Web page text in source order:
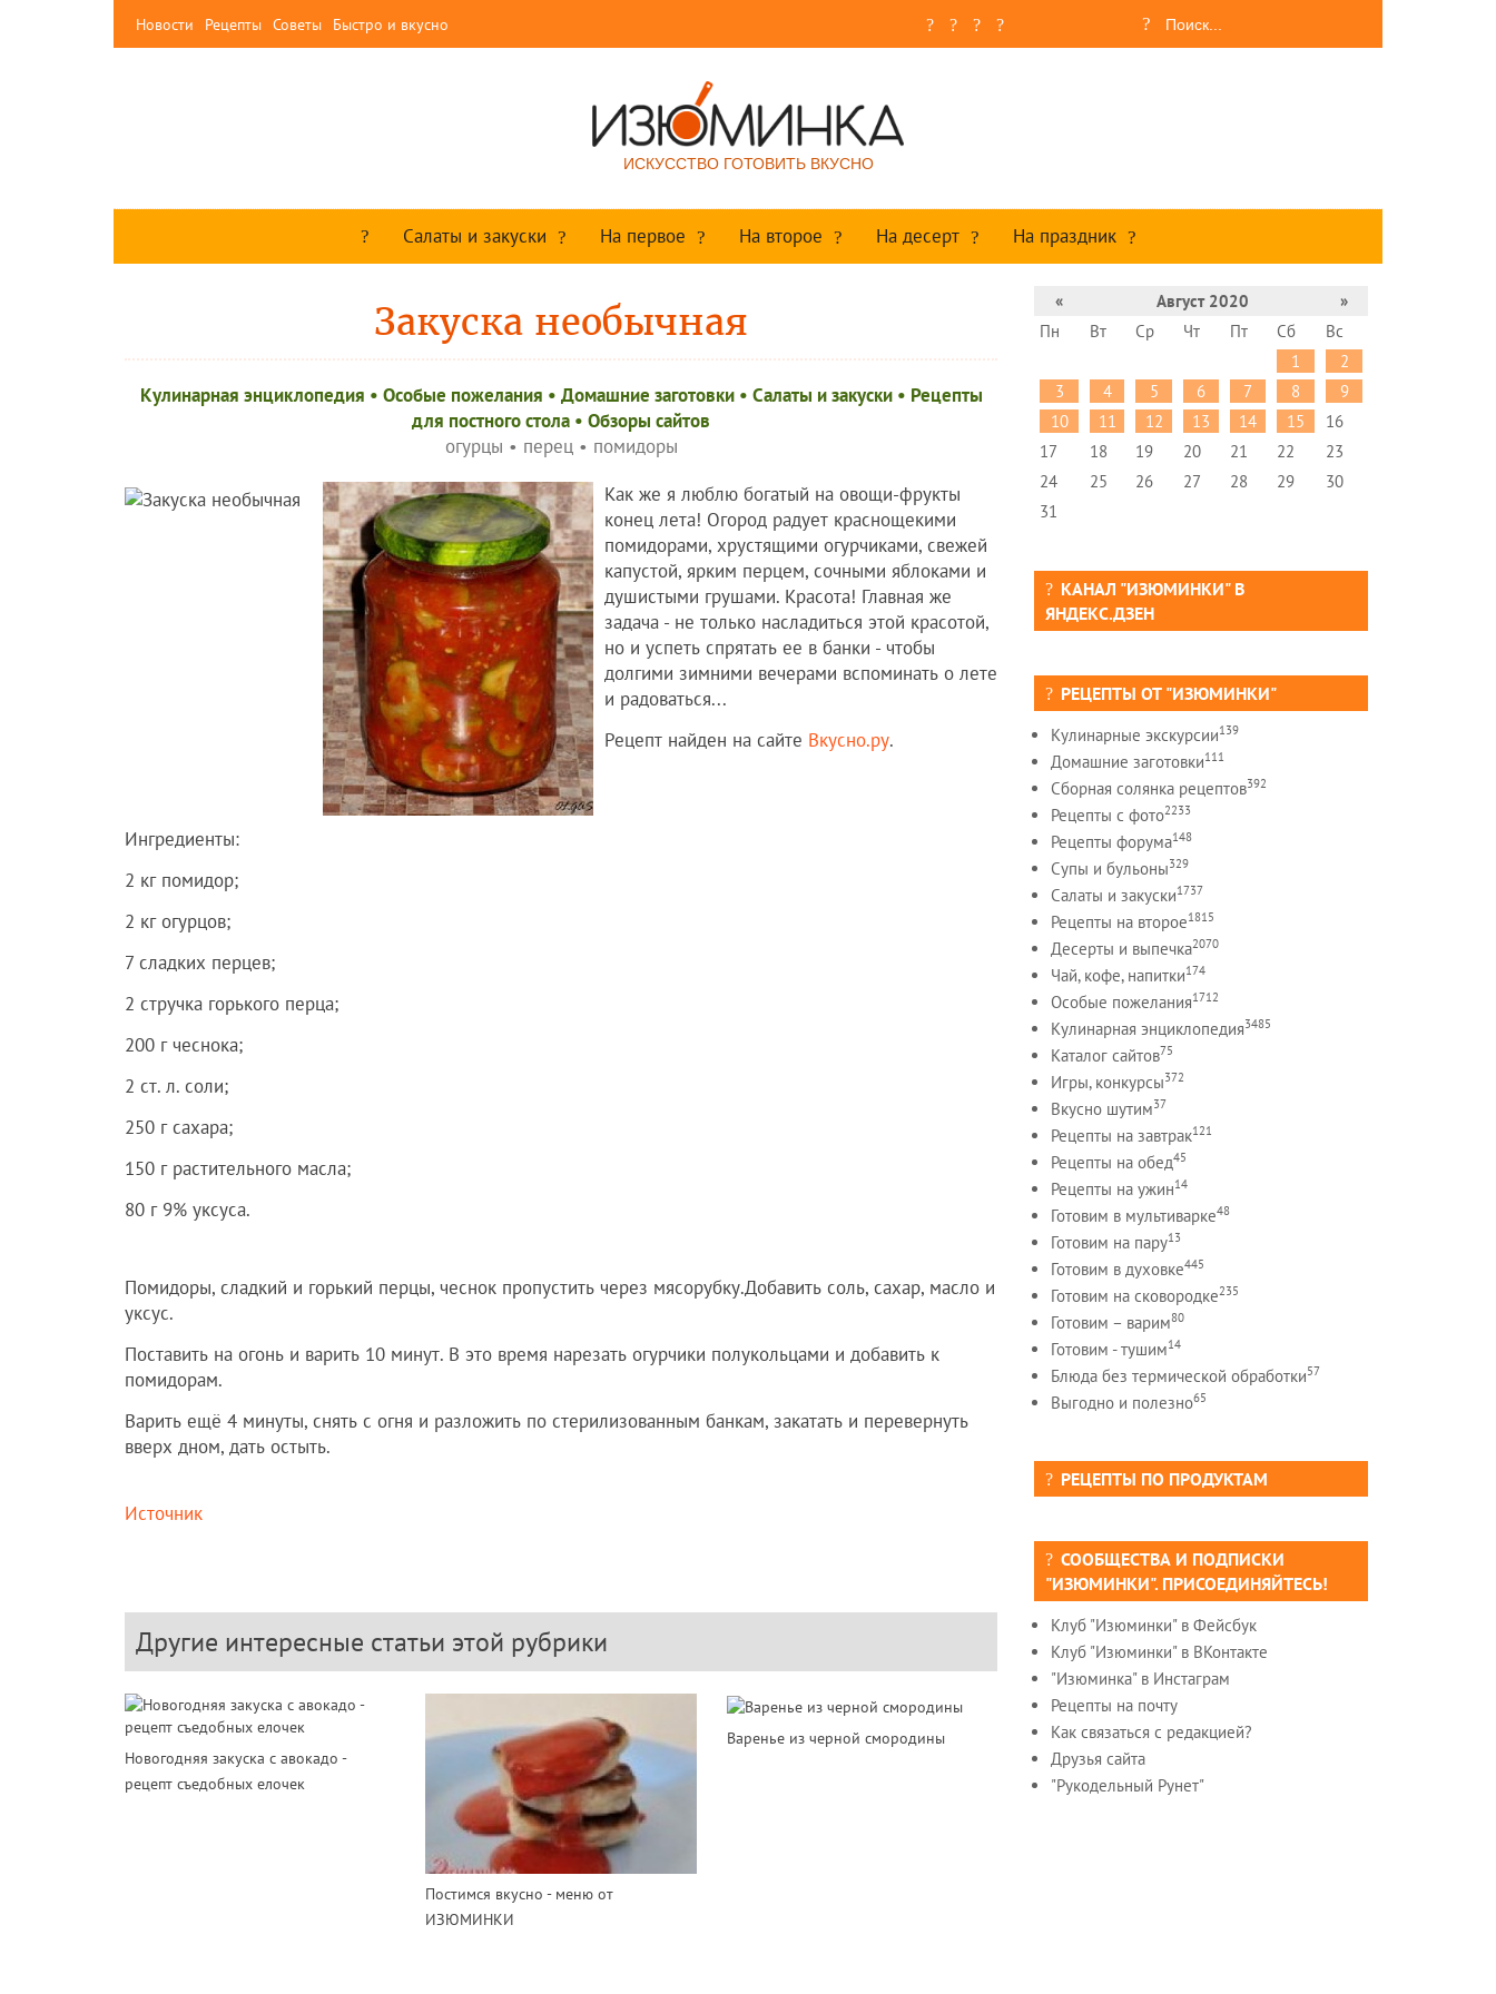
Новости Рецепты Советы Быстро и вкусно
ИСКУССТВО ГОТОВИТЬ ВКУСНО
Салаты и закуски На первое На второе На десерт На праздник
Закуска необычная
Кулинарная энциклопедия • Особые пожелания • Домашние заготовки• Салаты и закуски• Рецепты
для постного стола • Обзоры сайтов
огурцы • перец• помидоры
Как же я люблю богатый на овощи-фрукты
конец лета! Огород радует краснощекими
помидорами, хрустящими огурчиками, свежей
капустой, ярким перцем, сочными яблоками и
душистыми грушами. Красота! Главная же
задача - не только насладиться этой красотой,
но и успеть спрятать ее в банки - чтобы
долгими зимними вечерами вспоминать о лете
и радоваться...
Рецепт найден на сайте Вкусно.ру.
Ингредиенты:
2 кг помидор;
2 кг огурцов;
7 сладких перцев;
2 стручка горького перца;
200 г чеснока;
2 ст. л. соли;
250 г сахара;
150 г растительного масла;
80 г 9% уксуса.
Помидоры, сладкий и горький перцы, чеснок пропустить через мясорубку.Добавить соль, сахар, масло и
уксус.
Поставить на огонь и варить 10 минут. В это время нарезать огурчики полукольцами и добавить к
помидорам.
Варить ещё 4 минуты, снять с огня и разложить по стерилизованным банкам, закатать и перевернуть
вверх дном, дать остыть.
Источник
Другие интересные статьи этой рубрики
Новогодняя закуска с авокадо -
рецепт съедобных елочек
Постимся вкусно - меню от
ИЗЮМИНКИ
Варенье из черной смородины
« Август 2020
»
Пн
Вт Ср Чт Пт Сб
Вс
1
2
3
4 5 6 7 8
9
10
11 12 13 14 15
16
17
18 19 20 21 22
23
24
25 26 27 28 29
30
31
КАНАЛ "ИЗЮМИНКИ" В
ЯНДЕКС.ДЗЕН
РЕЦЕПТЫ ОТ "ИЗЮМИНКИ"
Кулинарные экскурсии139
Домашние заготовки111
Сборная солянка рецептов392
Рецепты c фото2233
Рецепты форума148
Супы и бульоны329
Салаты и закуски1737
Рецепты на второе1815
Десерты и выпечка2070
Чай, кофе, напитки174
Особые пожелания1712
Кулинарная энциклопедия3485
Каталог сайтов75
Игры, конкурсы372
Вкусно шутим37
Рецепты на завтрак121
Рецепты на обед45
Рецепты на ужин14
Готовим в мультиварке48
Готовим на пару13
Готовим в духовке445
Готовим на сковородке235
Готовим – варим80
Готовим - тушим14
Блюда без термической обработки57
Выгодно и полезно65
РЕЦЕПТЫ ПО ПРОДУКТАМ
СООБЩЕСТВА И ПОДПИСКИ
"ИЗЮМИНКИ". ПРИСОЕДИНЯЙТЕСЬ!
Клуб "Изюминки" в Фейсбук
Клуб "Изюминки" в ВКонтакте
"Изюминка" в Инстаграм
Рецепты на почту
Как связаться с редакцией?
Друзья сайта
"Рукодельный Рунет"